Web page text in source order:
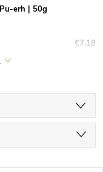
erh | 50g
€7,18